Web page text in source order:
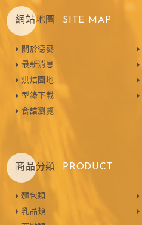
網站地圖 SITE MAP
關於德麥
最新消息
烘焙園地
型錄下載
食譜瀏覽
商品分類 PRODUCT
麵包類
乳品類